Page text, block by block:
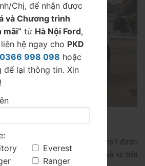
Fiesta, Focus, EcoSport và Transit được
lại các mẫu Everest, Explorer và xe bán
Chị, để nhận được
và Chương trình
mãi” từ Hà Nội Ford,
hệ ngay cho PKD
‭0366 998 098‬ hoặc
để lại thông tin. Xin
Everest
Ranger